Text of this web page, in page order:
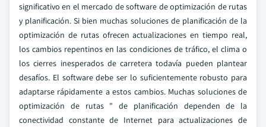
significativo en el mercado de software de optimización de rutas
y planificación. Si bien muchas soluciones de planificación de la
optimización de rutas ofrecen actualizaciones en tiempo real,
los cambios repentinos en las condiciones de tráfico, el clima o
los cierres inesperados de carretera todavía pueden plantear
desafíos. El software debe ser lo suficientemente robusto para
adaptarse rápidamente a estos cambios. Muchas soluciones de
optimización de rutas " de planificación dependen de la
conectividad constante de Internet para actualizaciones de